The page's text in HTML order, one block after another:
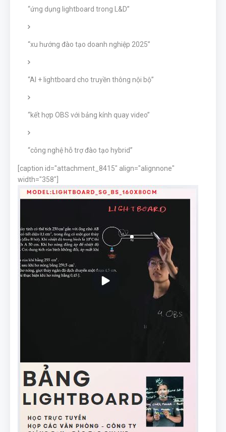
“ứng dụng lightboard trong L&D”
“xu hướng đào tạo doanh nghiệp 2025”
“AI + lightboard cho truyền thông nội bộ”
“kết hợp OBS với bảng kính quay video”
“công nghệ hỗ trợ đào tạo hybrid”
[caption id="attachment_8415" align="alignnone"
width="358"]